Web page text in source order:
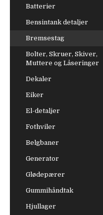
Batterier
Bensintank detaljer
Bremsestag
Bolter, Skruer, Skiver,
Muttere og Låseringer
Dekaler
Eiker
El-detaljer
Fothviler
Belgbaner
Generator
Glødepærer
Gummihåndtak
Hjullager